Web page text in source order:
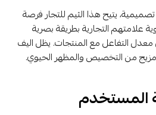
يتيح هذا الثيم للتجار فرصة
علامتهم التجارية بطريقة بصرية
التفاعل مع المنتجات. يظل اليف
من التخصيص والمظهر الحيوي.
المستخدم